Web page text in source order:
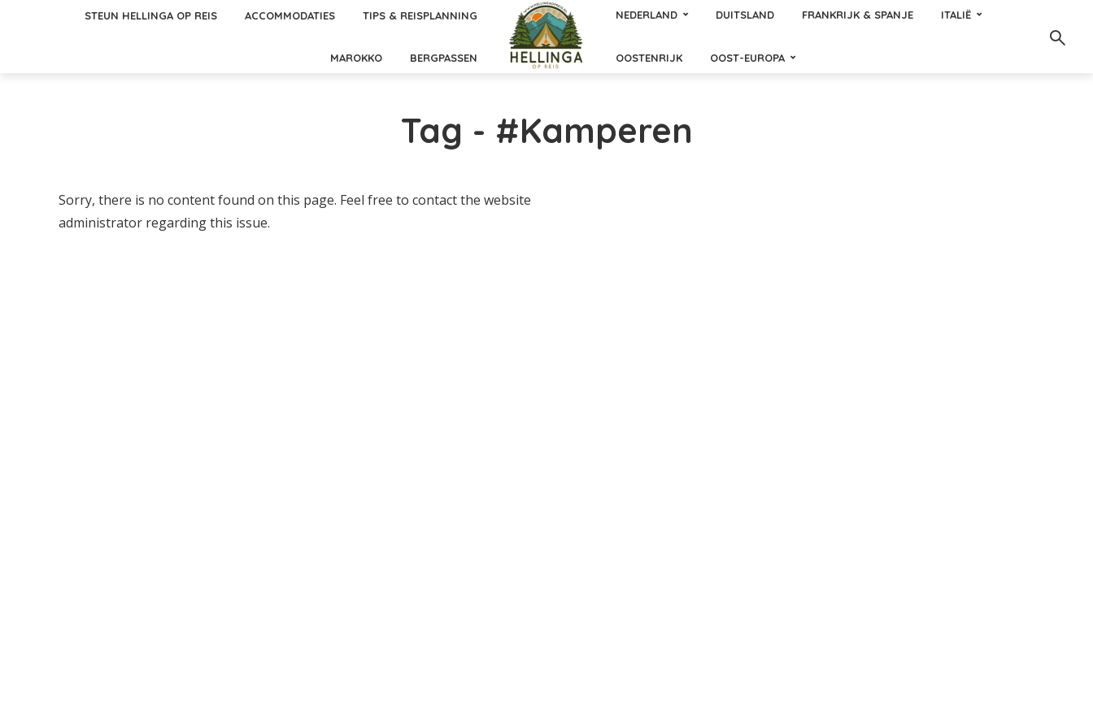
STEUN HELLINGA OP REIS ACCOMMODATIES TIPS & REISPLANNING
MAROKKO BERGPASSEN
NEDERLAND DUITSLAND FRANKRIJK & SPANJE ITALIË
OOSTENRIJK OOST-EUROPA
Tag - #Kamperen
Sorry, there is no content found on this page. Feel free to contact the website
administrator regarding this issue.